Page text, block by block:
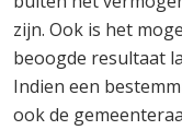
zijn. Ook is het
beoogde resultaat
Indien een
ook de